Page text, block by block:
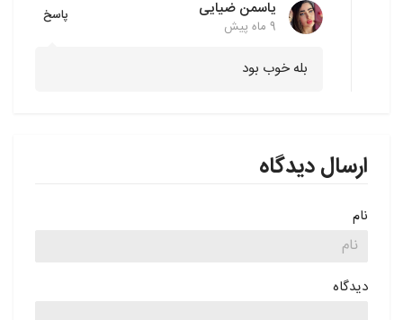
یاسمن ضیایی
9 ماه پیش
پاسخ
بله خوب بود
ارسال دیدگاه
نام
دیدگاه